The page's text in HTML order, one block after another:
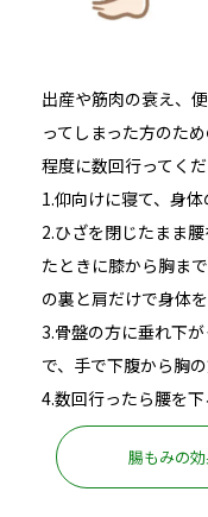
出産や筋肉の衰え、
ってしまった方のた
程度に数回行ってくだ
1.仰向けに寝て、身体
2.ひざを閉じたまま
たときに膝から胸ま
の裏と肩だけで身体
3.骨盤の方に垂れ下
で、手で下腹から胸
4.数回行ったら腰を下
腸もみの